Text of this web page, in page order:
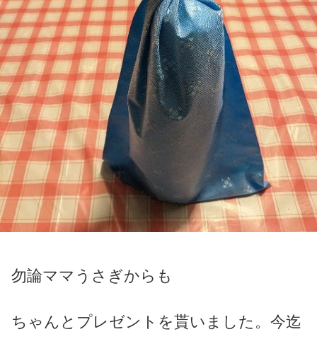
勿論ママうさぎからも
ちゃんとプレゼントを貰いました。今迄